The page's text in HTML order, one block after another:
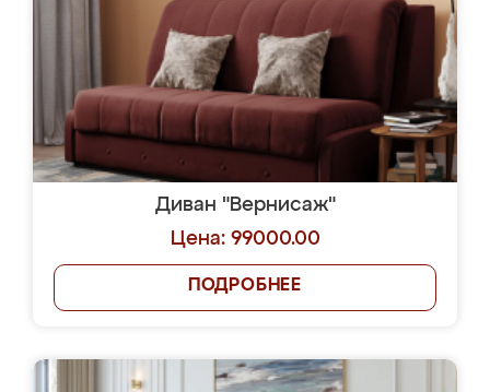
Диван "Вернисаж"
Цена: 99000.00
ПОДРОБНЕЕ